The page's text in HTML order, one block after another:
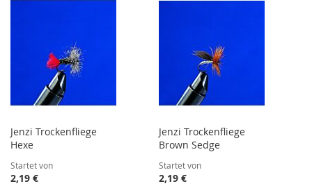
Jenzi Trockenfliege
Hexe
Startet von
2,19 €
Jenzi Trockenfliege
Brown Sedge
Startet von
2,19 €